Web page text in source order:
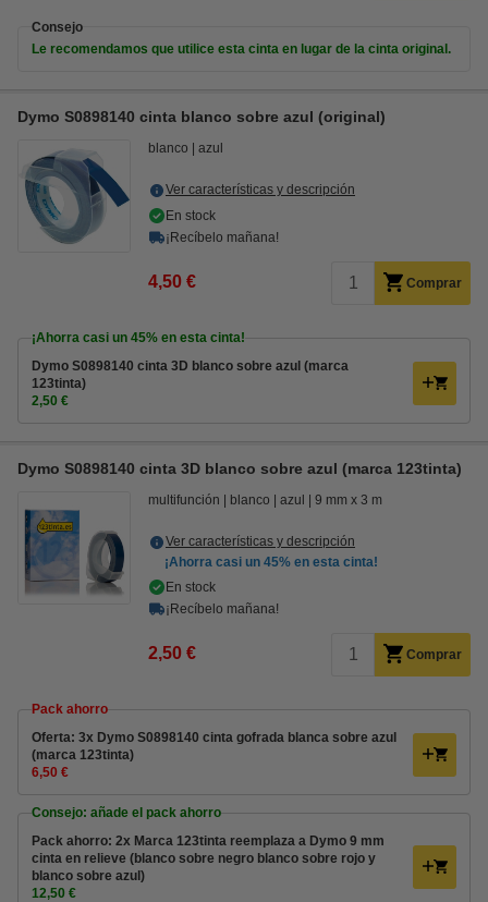
Consejo
Le recomendamos que utilice esta cinta en lugar de la cinta original.
Dymo S0898140 cinta blanco sobre azul (original)
blanco azul
Ver características y descripción
En stock
¡Recíbelo mañana!
4,50 € Comprar
¡Ahorra casi un 45% en esta cinta!
Dymo S0898140 cinta 3D blanco sobre azul (marca
123tinta)
2,50 €
Dymo S0898140 cinta 3D blanco sobre azul (marca 123tinta)
multifunción blanco azul 9 mm x 3 m
Ver características y descripción
¡Ahorra casi un 45% en esta cinta!
En stock
¡Recíbelo mañana!
2,50 € Comprar
Pack ahorro
Oferta: 3x Dymo S0898140 cinta gofrada blanca sobre azul
(marca 123tinta)
6,50 €
Consejo: añade el pack ahorro
Pack ahorro: 2x Marca 123tinta reemplaza a Dymo 9 mm
cinta en relieve (blanco sobre negro blanco sobre rojo y
blanco sobre azul)
12,50 €